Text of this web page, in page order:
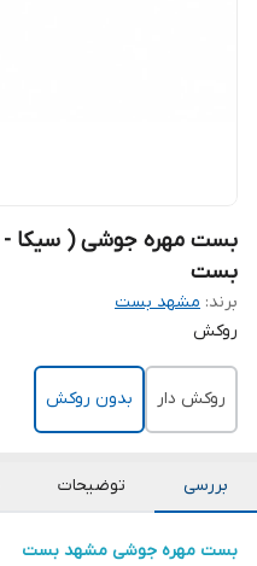
بست
برند: مشهد بست
روکش
روکش دار بدون روکش
بررسی توضیحات
بست مهره جوشی مشهد بست